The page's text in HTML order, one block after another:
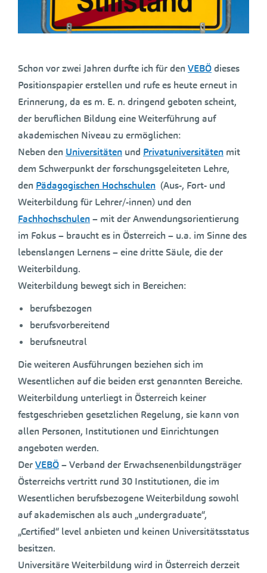
Schon vor zwei Jahren durfte ich für den VEBÖdieses
Positionspapier erstellen und rufe es heute erneut in
Erinnerung, da es m. E. n. dringend geboten scheint,
der beruflichen Bildung eine Weiterführung auf
akademischen Niveau zu ermöglichen:
Neben den Universitäten und Privatuniversitäten mit
dem Schwerpunkt der forschungsgeleiteten Lehre,
den Pädagogischen Hochschulen (Aus-, Fort- und
Weiterbildung für Lehrer/-innen) und den
Fachhochschulen– mit der Anwendungsorientierung
im Fokus – braucht es in Österreich – u.a. im Sinne des
lebenslangen Lernens – eine dritte Säule, die der
Weiterbildung.
Weiterbildung bewegt sich in Bereichen:
berufsbezogen
berufsvorbereitend
berufsneutral
Die weiteren Ausführungen beziehen sich im
Wesentlichen auf die beiden erst genannten Bereiche.
Weiterbildung unterliegt in Österreich keiner
festgeschrieben gesetzlichen Regelung, sie kann von
allen Personen, Institutionen und Einrichtungen
angeboten werden.
DerVEBÖ– Verband der Erwachsenenbildungsträger
Österreichs vertritt rund 30 Institutionen, die im
Wesentlichen berufsbezogene Weiterbildung sowohl
auf akademischen als auch „undergraduate“,
„Certified“ level anbieten und keinen Universitätsstatus
besitzen.
Universitäre Weiterbildung wird in Österreich derzeit